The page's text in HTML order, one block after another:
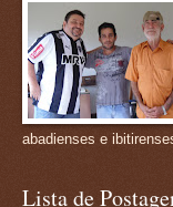
abadienses e
Lista de